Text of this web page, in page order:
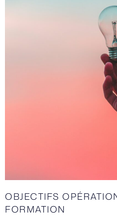
OBJECTIFS
FORMATION